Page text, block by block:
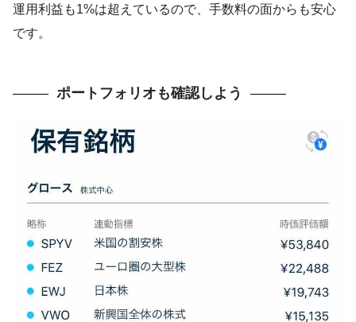
運用利益も1%は超えているので、手数料の面からも安心
です。
ポートフォリオも確認しよう